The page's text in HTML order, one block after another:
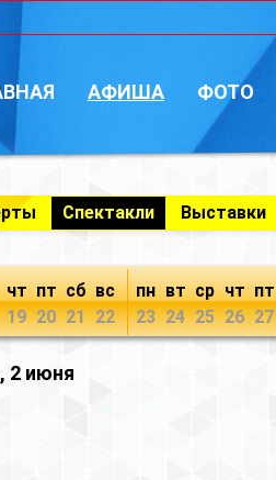
АФИША ФОТО
Спектакли
Выставки
чт
19
пт
20
сб
21
вс
22
пн
23
вт
24
ср
25
чт
26
пт
27
2 июня